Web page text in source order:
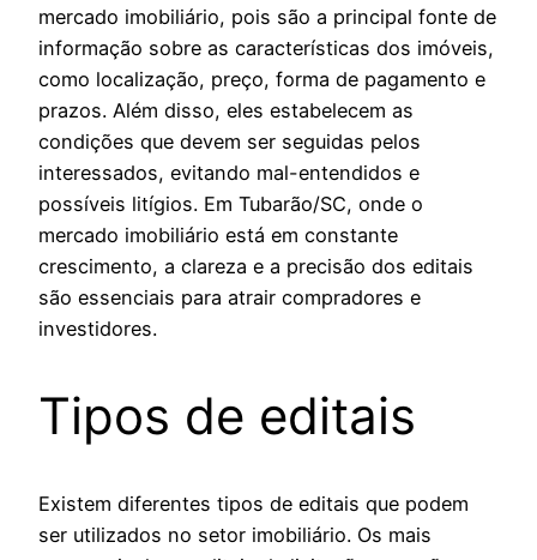
mercado imobiliário, pois são a principal fonte de
informação sobre as características dos imóveis,
como localização, preço, forma de pagamento e
prazos. Além disso, eles estabelecem as
condições que devem ser seguidas pelos
interessados, evitando mal-entendidos e
possíveis litígios. Em Tubarão/SC, onde o
mercado imobiliário está em constante
crescimento, a clareza e a precisão dos editais
são essenciais para atrair compradores e
investidores.
Tipos de editais
Existem diferentes tipos de editais que podem
ser utilizados no setor imobiliário. Os mais